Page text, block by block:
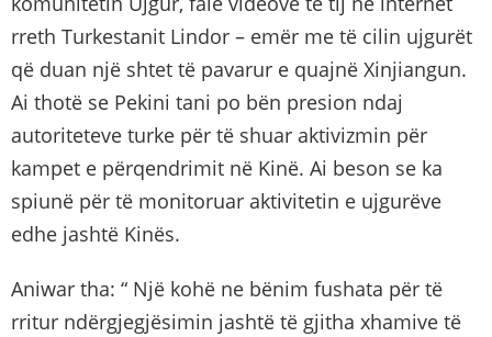
rreth Turkestanit Lindor – emër me të cilin ujgurët
që duan një shtet të pavarur e quajnë Xinjiangun.
Ai thotë se Pekini tani po bën presion ndaj
autoriteteve turke për të shuar aktivizmin për
kampet e përqendrimit në Kinë. Ai beson se ka
spiunë për të monitoruar aktivitetin e ujgurëve
edhe jashtë Kinës.
Aniwar tha: “ Një kohë ne bënim fushata për të
rritur ndërgjegjësimin jashtë të gjitha xhamive të